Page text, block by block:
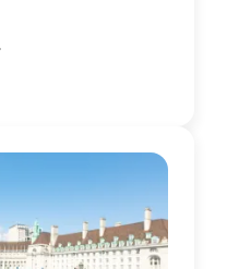
propone una
únicas que